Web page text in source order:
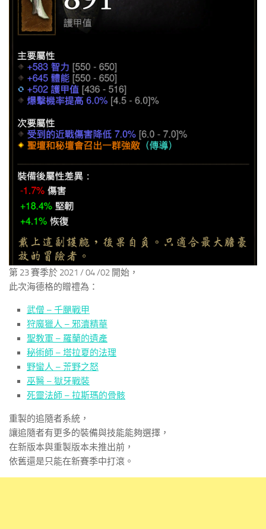
第 23 賽季於 2021 / 04 /02 開始，
此次海德格的贈禮為：
武僧 – 千颶戰甲
狩魔獵人 – 邪瀆精華
聖教軍 – 羅蘭的遺產
秘術師 – 塔拉夏的法理
野蠻人 – 荒野之怒
巫醫 – 獄牙戰裝
死靈法師 – 拉斯瑪的骨骸
重製的追隨者系統，
讓追隨者有更多的裝備與技能能夠選擇，
在新版本與重製版本未推出前，
依舊還是只能在新賽季中打滾。